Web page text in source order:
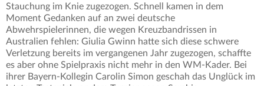
Stauchung im Knie zugezogen. Schnell kamen in dem
Moment Gedanken auf an zwei deutsche
Abwehrspielerinnen, die wegen Kreuzbandrissen in
Australien fehlen: Giulia Gwinn hatte sich diese schwere
Verletzung bereits im vergangenen Jahr zugezogen, schaffte
es aber ohne Spielpraxis nicht mehr in den WM-Kader. Bei
ihrer Bayern-Kollegin Carolin Simon geschah das Unglück im